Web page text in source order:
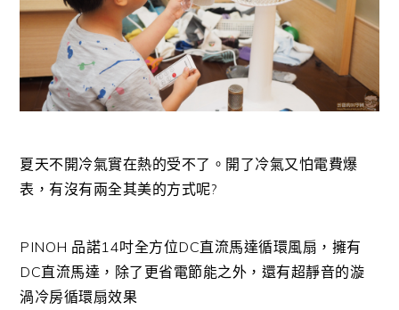
夏天不開冷氣實在熱的受不了。開了冷氣又怕電費爆
表，有沒有兩全其美的方式呢?
PINOH 品諾14吋全方位DC直流馬達循環風扇，擁有
DC直流馬達，除了更省電節能之外，還有超靜音的漩
渦冷房循環扇效果